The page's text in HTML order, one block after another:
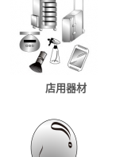
店用器材